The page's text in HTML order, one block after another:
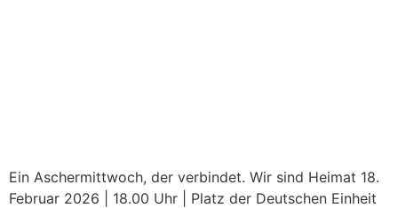
Ein Aschermittwoch, der verbindet. Wir sind Heimat 18.
Februar 2026 | 18.00 Uhr | Platz der Deutschen Einheit